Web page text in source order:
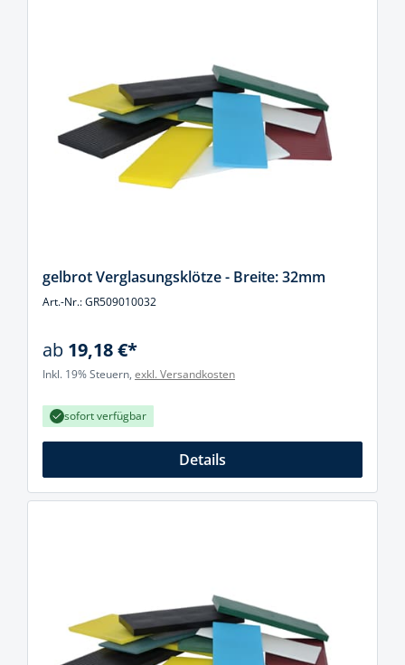
gelbrot Verglasungsklötze - Breite: 32mm
Art.-Nr.: GR509010032
ab 19,18 €*
Inkl. 19% Steuern, exkl. Versandkosten
sofort verfügbar
Details